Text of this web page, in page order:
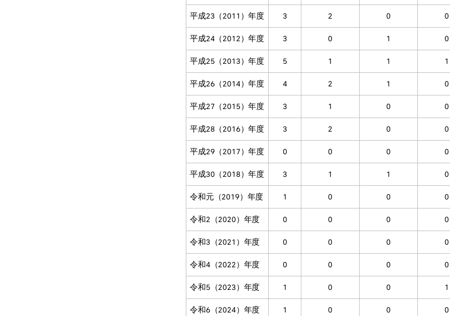
平成23（2011）年度 3 2 0 0
平成24（2012）年度 3 0 1 0
平成25（2013）年度 5 1 1 1
平成26（2014）年度 4 2 1 0
平成27（2015）年度 3 1 0 0
平成28（2016）年度 3 2 0 0
平成29（2017）年度 0 0 0 0
平成30（2018）年度 3 1 1 0
令和元（2019）年度 1 0 0 0
令和2（2020）年度 0 0 0 0
令和3（2021）年度 0 0 0 0
令和4（2022）年度 0 0 0 0
令和5（2023）年度 1 0 0 1
令和6（2024）年度 1 0 0 0